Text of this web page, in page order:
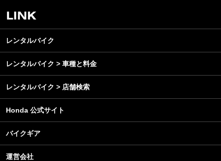
レンタルバイク
レンタルバイク
レンタルバイク > 車種と料金
レンタルバイク > 店舗検索
Honda 公式サイト
バイクギア
運営会社